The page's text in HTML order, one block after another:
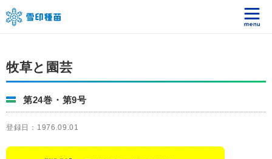
牧草と園芸
第24巻・第9号
登録日：1976.09.01